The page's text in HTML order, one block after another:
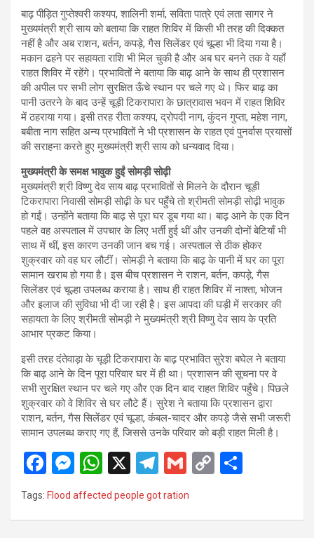
बाढ़ पीड़ित गुप्तेश्वरी कश्यप, शालिनी शर्मा, सविता पात्रे एवं लता सागर ने
मुख्यमंत्री श्री साय को बताया कि राहत शिविर में किसी भी तरह की दिक्कत
नहीं है और अब राशन, बर्तन, कपड़े, गैस सिलेंडर एवं चूल्हा भी दिया गया है।
मकान ढहने पर सहायता राशि भी मिल चुकी है और अब घर बनने तक वे यहाँ
राहत शिविर में रहेंगे। प्रभावितों ने बताया कि बाढ़ आने के साथ ही प्रशासन
की अपील पर सभी लोग सुरक्षित ऊँचे स्थान पर चले गए थे। फिर बाढ़ का
पानी उतरने के बाद उन्हें चूड़ी टिकरापारा के छात्रावास भवन में राहत शिविर
में ठहराया गया। इसी तरह रीता कश्यप, द्रोपदी नाग, कुंदन गुप्ता, महेश नाग,
बबीता नाग सहित अन्य प्रभावितों ने भी प्रशासन के राहत एवं पुनर्वास प्रयासों
की सराहना करते हुए मुख्यमंत्री श्री साय को धन्यवाद दिया।
मुख्यमंत्री के समक्ष भावुक हुईं सोमड़ी सोढ़ी
मुख्यमंत्री श्री विष्णु देव साय बाढ़ प्रभावितों से मिलने के दौरान चूड़ी
टिकरापारा निवासी सोमड़ी सोढ़ी के घर पहुँचे तो श्रीमती सोमड़ी सोढ़ी भावुक
हो गईं। उन्होंने बताया कि बाढ़ से पूरा घर डूब गया था। बाढ़ आने के एक दिन
पहले वह अस्पताल में उपचार के लिए भर्ती हुई थीं और उनकी दोनों बेटियाँ भी
साथ में थीं, इस कारण उनकी जान बच गई। अस्पताल से ठीक होकर
शुक्रवार को वह घर लौटीं। सोमड़ी ने बताया कि बाढ़ के पानी में घर का पूरा
सामान खराब हो गया है। इस बीच प्रशासन ने राशन, बर्तन, कपड़े, गैस
सिलेंडर एवं चूल्हा उपलब्ध कराया है। साथ ही राहत शिविर में नाश्ता, भोजन
और इलाज की सुविधा भी दी जा रही है। इस आपदा की घड़ी में सरकार की
सहायता के लिए श्रीमती सोमड़ी ने मुख्यमंत्री श्री विष्णु देव साय के प्रति
आभार प्रकट किया।
इसी तरह दंतेवाड़ा के चूड़ी टिकरापारा के बाढ़ प्रभावित सुरेश बघेल ने बताया
कि बाढ़ आने के दिन पूरा परिवार घर में ही था। प्रशासन की सूचना पर वे
सभी सुरक्षित स्थान पर चले गए और एक दिन बाद राहत शिविर पहुँचे। पिछले
शुक्रवार को वे शिविर से घर लौटे हैं। सुरेश ने बताया कि प्रशासन द्वारा
राशन, बर्तन, गैस सिलेंडर एवं चूल्हा, कंबल-चादर और कपड़े जैसे सभी जरूरी
सामान उपलब्ध कराए गए हैं, जिससे उनके परिवार को बड़ी राहत मिली है।
F
a
ce
M
es
se
W
h
at
X
T
el
e
G
ail
C
Tags: Flood affected people got ration